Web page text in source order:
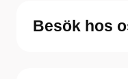
Besök hos